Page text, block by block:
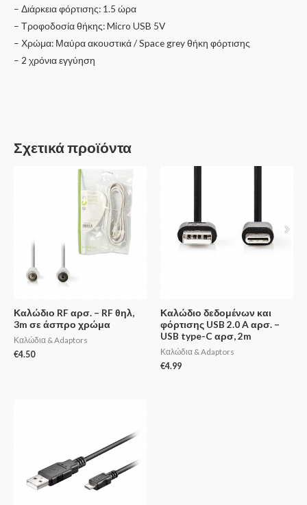
– Διάρκεια φόρτισης: 1.5 ώρα
– Τροφοδοσία θήκης: Micro USB 5V
– Χρώμα: Μαύρα ακουστικά / Space grey θήκη φόρτισης
– 2 χρόνια εγγύηση
Σχετικά προϊόντα
Καλώδιο RF αρσ. – RF θηλ,
3m σε άσπρο χρώμα
Καλώδια & Adaptors
€4.50
Καλώδιο δεδομένων και
φόρτισης USB 2.0 A αρσ. –
USB type-C αρσ, 2m
Καλώδια & Adaptors
€4.99